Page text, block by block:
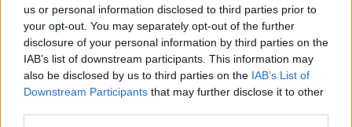
us or personal information disclosed to third parties prior to
your opt-out. You may separately opt-out of the further
disclosure of your personal information by third parties on the
IAB’s list of downstream participants. This information may
also be disclosed by us to third parties on the IAB’s List of
Downstream Participants that may further disclose it to other
Mondiale e ad aiutare la mia nazionale.
Quando saranno finiti i Mondiali penserò al
mio futuro.